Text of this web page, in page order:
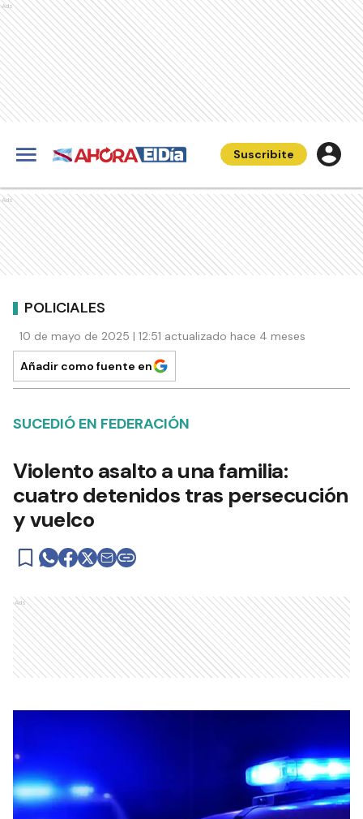
Ads
Suscribite
Ads
POLICIALES
10 de mayo de 2025 | 12:51 actualizado hace 4 meses
Añadir como fuente en
SUCEDIÓ EN FEDERACIÓN
Violento asalto a una familia:
cuatro detenidos tras persecución
y vuelco
Ads